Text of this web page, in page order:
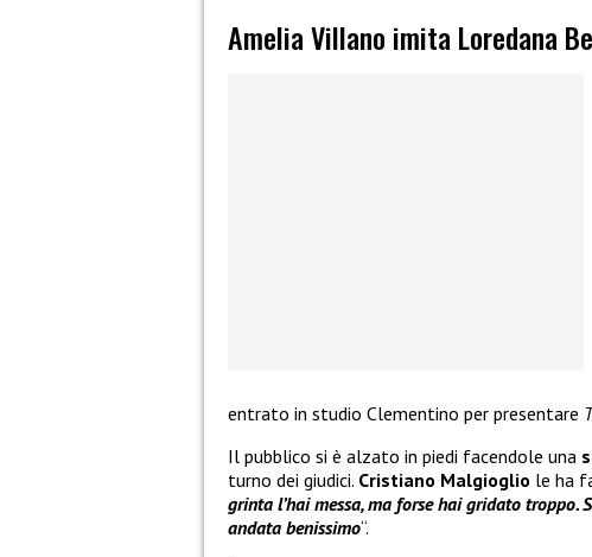
Amelia Villano imita Loredana
entrato in studio Clementino per presentare
Il pubblico si è alzato in piedi facendole una
turno dei giudici. Cristiano Malgioglio le ha
grinta l’hai messa, ma forse hai gridato
andata benissimo“.